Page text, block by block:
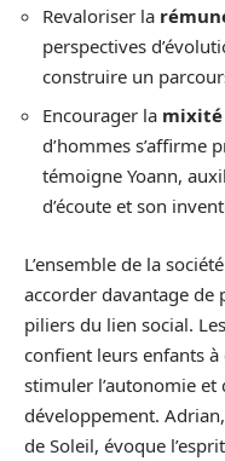
Revaloriser la
perspectives
construire un
Encourager la mixité
d’hommes s’affirme
témoigne Yoann,
d’écoute et son
L’ensemble de la
accorder davantage de
piliers du lien social.
confient leurs enfants
stimuler l’autonomie et
développement.
de Soleil, évoque